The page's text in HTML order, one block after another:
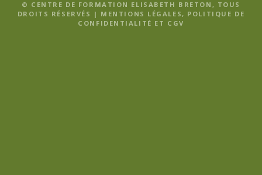
© CENTRE DE FORMATION ELISABETH BRETON, TOUS
DROITS RÉSERVÉS | MENTIONS LÉGALES, POLITIQUE DE
CONFIDENTIALITÉ ET CGV